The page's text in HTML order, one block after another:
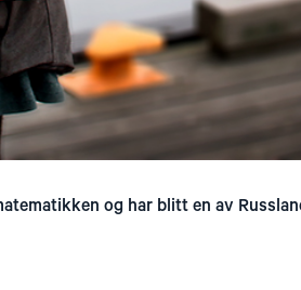
og har blitt en av